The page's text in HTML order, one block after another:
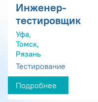
Инженер-
тестировщик
Уфа,
Томск,
Рязань
Тестирование
Подробнее